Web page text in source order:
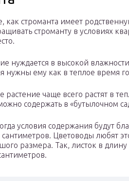
как строманта имеет
строманту в условиях
нуждается в высокой
нужны ему как в теплое время
растение чаще всего растят в
содержать в «бутылочном
условия содержания будут
сантиметров. Цветоводы любят
размера. Так, листок в